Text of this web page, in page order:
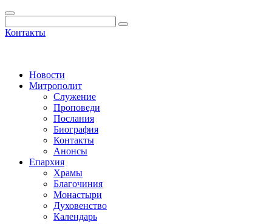
Контакты
Новости
Митрополит
Служение
Проповеди
Послания
Биография
Контакты
Анонсы
Епархия
Храмы
Благочиния
Монастыри
Духовенство
Календарь